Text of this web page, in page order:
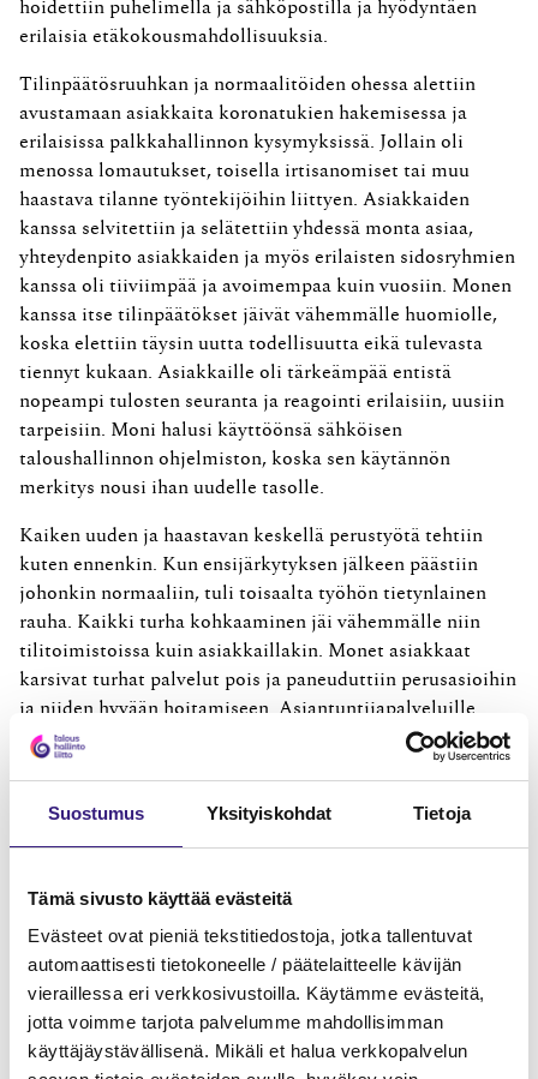
Suostumus Yksityiskohdat Tietoja
Tämä sivusto käyttää evästeitä
Evästeet ovat pieniä tekstitiedostoja, jotka tallentuvat
automaattisesti tietokoneelle / päätelaitteelle kävijän
vieraillessa eri verkkosivustoilla. Käytämme evästeitä,
jotta voimme tarjota palvelumme mahdollisimman
käyttäjäystävällisenä. Mikäli et halua verkkopalvelun
hoidettiin puhelimella ja sähköpostilla ja hyödyntäen
erilaisia etäkokousmahdollisuuksia.
Tilinpäätösruuhkan ja normaalitöiden ohessa alettiin
avustamaan asiakkaita koronatukien hakemisessa ja
erilaisissa palkka­hallinnon kysymyksissä. Jollain oli
menossa lomautukset, toisella irtisanomiset tai muu
haastava tilanne työntekijöihin liittyen. Asiakkaiden
kanssa selvitettiin ja selätettiin yhdessä monta asiaa,
yhteydenpito asiakkaiden ja myös erilaisten sidosryhmien
kanssa oli tiiviimpää ja avoimempaa kuin vuosiin. Monen
kanssa itse tilinpäätökset jäivät vähemmälle huomiolle,
koska elettiin täysin uutta todellisuutta eikä tulevasta
tiennyt kukaan. Asiakkaille oli tärkeämpää entistä
nopeampi tulosten seuranta ja reagointi erilaisiin, uusiin
tarpeisiin. Moni halusi käyttöönsä sähköisen
taloushallinnon ohjelmiston, koska sen käytännön
merkitys nousi ihan uudelle tasolle.
Kaiken uuden ja haastavan keskellä perustyötä tehtiin
kuten ennenkin. Kun ensijärkytyksen jälkeen päästiin
johonkin normaaliin, tuli toisaalta työhön tietynlainen
rauha. Kaikki turha kohkaaminen jäi vähemmälle niin
tilitoimistoissa kuin asiak­kaillakin. Monet asiakkaat
karsivat turhat palvelut pois ja paneuduttiin perusasioihin
ja niiden hyvään hoitamiseen. Asiantuntijapalveluille
tämä teki osittain hallaa, mutta perustyön ja substanssin
arvo nousi sen ansaitsemalle tasolle. Toisaalta taas
ovat aiheuttaneet sen, että moni kirjanpitäjä on
analysoinut enemmän kuin koskaan sitä, kuinka
Koronavuosi on korostanut saavutettavuuden, läsnäolon
ja henkilökohtaisen kohtaamisen tärkeyttä niin
asiakkaiden kuin työntekijöiden kanssa – vaikka sitten
Teamsissa. Kirjanpitäjät ja palkanlaskijat ovat korona-
aikana nousseet asiantuntijuuteen ihan uudessa valossa,
koska työllä ja osaamisella on ollut aito tarve ja merkitys.